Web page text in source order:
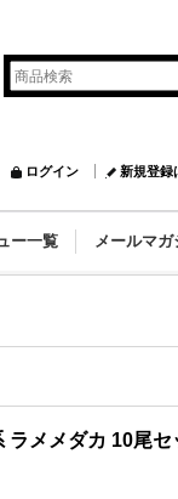
ログイン 新規登録
ー一覧 メールマガ
メメダカ 10尾セ